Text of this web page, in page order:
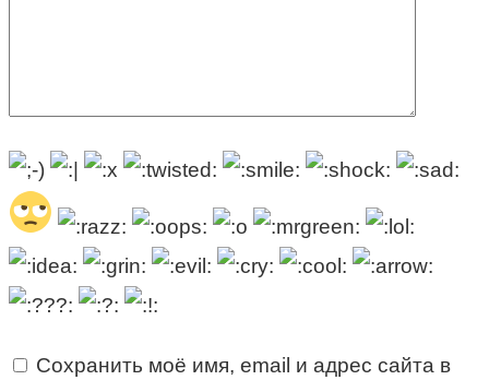
Сохранить моё имя, email и адрес сайта в